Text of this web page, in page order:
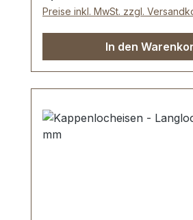
Preise inkl. MwSt. zzgl.
In den